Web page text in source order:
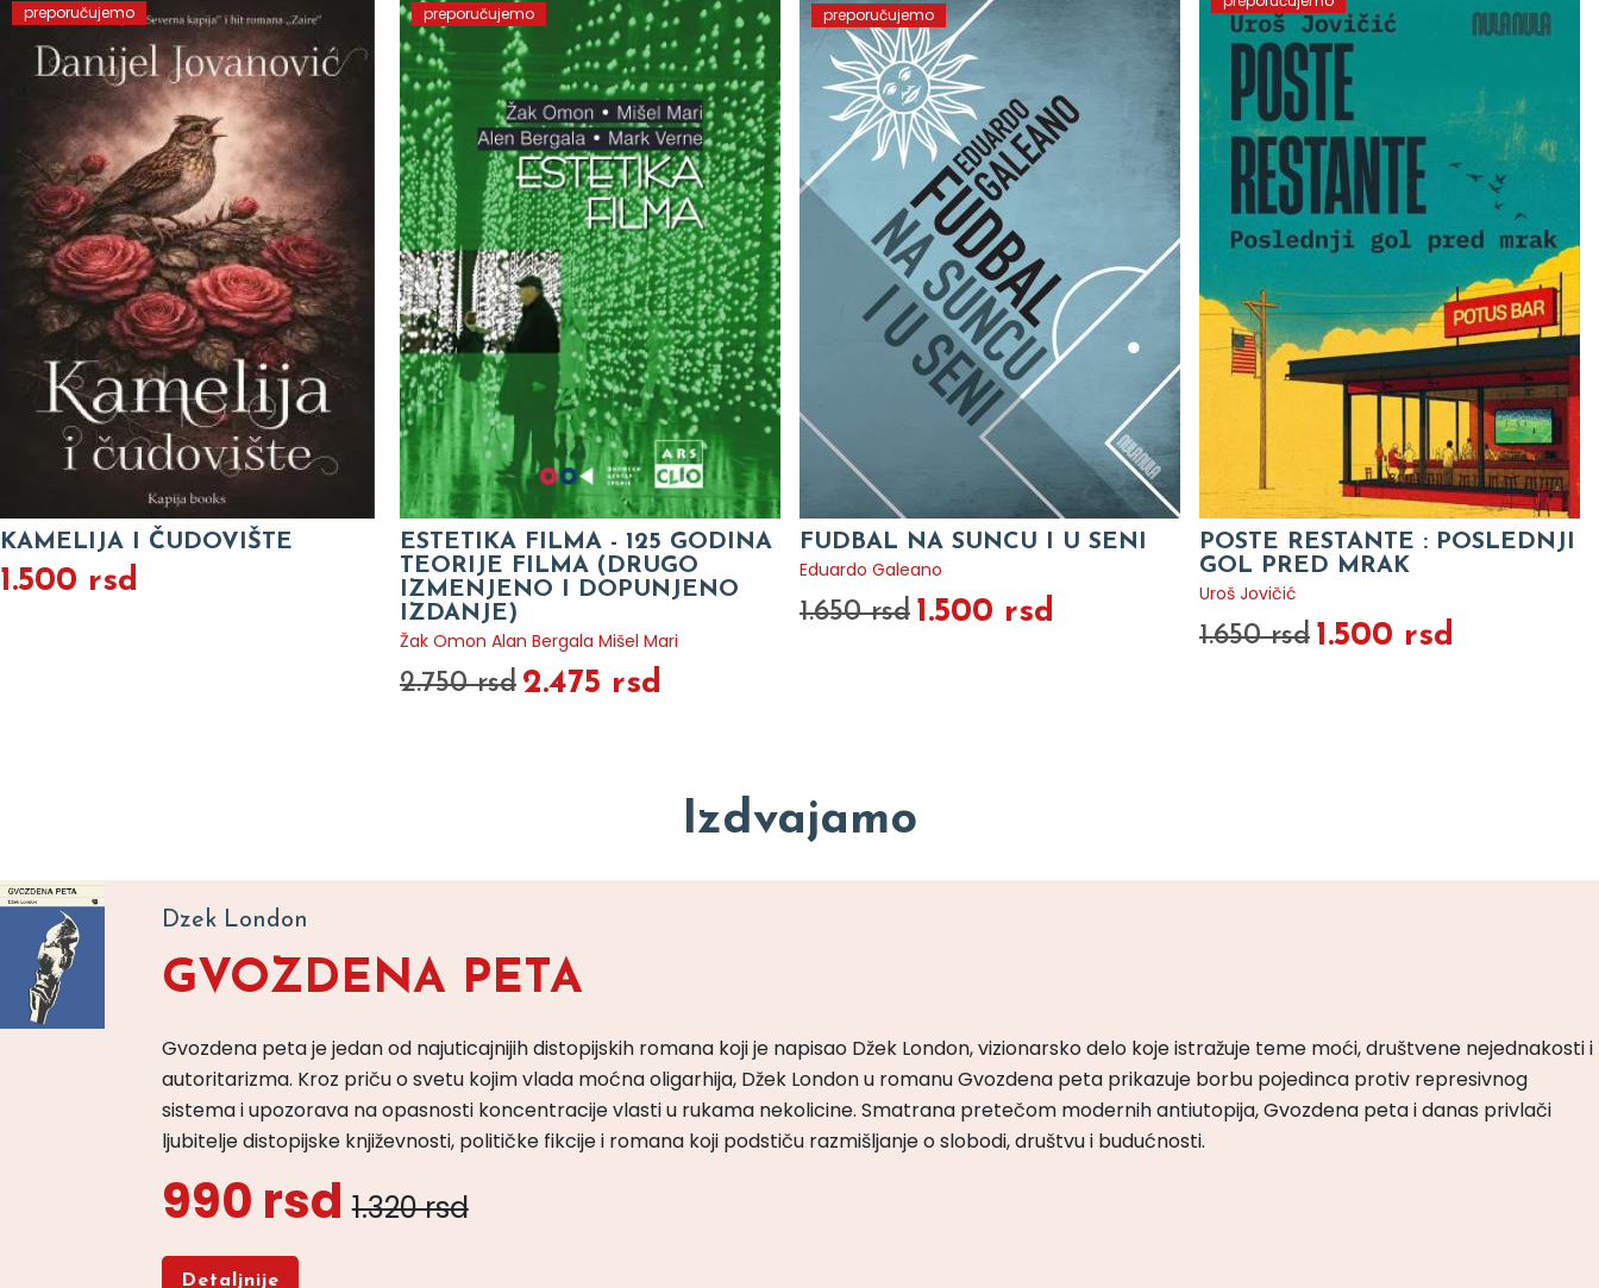
preporučujemo
KAMELIJA I ČUDOVIŠTE
1.500 rsd
preporučujemo
ESTETIKA FILMA - 125 GODINA
TEORIJE FILMA (DRUGO
IZMENJENO I DOPUNJENO
IZDANJE)
Žak Omon Alan Bergala Mišel Mari
2.750 rsd 2.475 rsd
preporučujemo
FUDBAL NA SUNCU I U SENI
Eduardo Galeano
1.650 rsd 1.500 rsd
POSTE RESTANTE : POSLEDNJI
GOL PRED MRAK
Uroš Jovičić
1.650 rsd 1.500 rsd
Izdvajamo
Dzek London
GVOZDENA PETA
Gvozdena peta je jedan od najuticajnijih distopijskih romana koji je napisao Džek London, vizionarsko delo koje istražuje teme moći, društvene nejednakosti i
autoritarizma. Kroz priču o svetu kojim vlada moćna oligarhija, Džek London u romanu Gvozdena peta prikazuje borbu pojedinca protiv represivnog
sistema i upozorava na opasnosti koncentracije vlasti u rukama nekolicine. Smatrana pretečom modernih antiutopija, Gvozdena peta i danas privlači
ljubitelje distopijske književnosti, političke fikcije i romana koji podstiču razmišljanje o slobodi, društvu i budućnosti.
990 rsd 1.320 rsd
Detaljnije